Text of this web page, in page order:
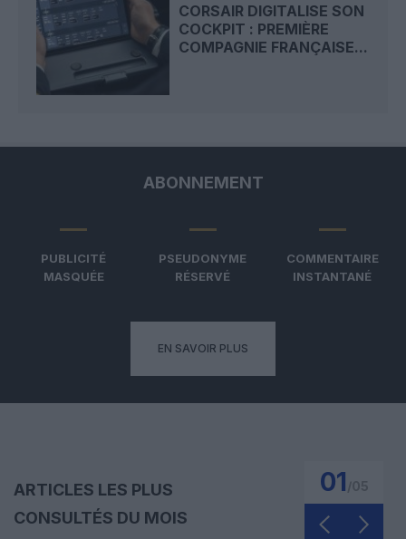
CORSAIR DIGITALISE SON
COCKPIT : PREMIÈRE
COMPAGNIE FRANÇAISE...
ABONNEMENT
PUBLICITÉ
MASQUÉE
PSEUDONYME
RÉSERVÉ
COMMENTAIRE
INSTANTANÉ
EN SAVOIR PLUS
ARTICLES LES PLUS
CONSULTÉS DU MOIS
01